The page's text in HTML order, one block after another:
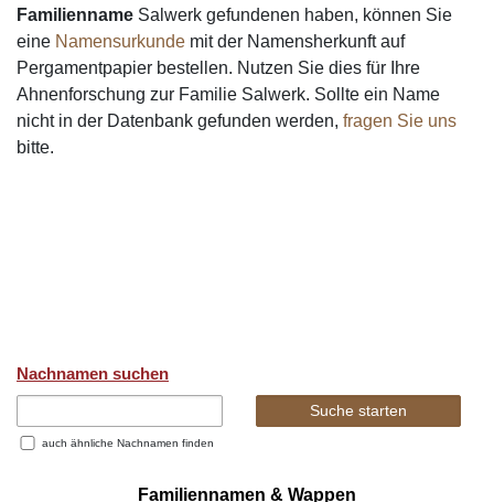
Familienname Salwerk gefundenen haben, können Sie
eine Namensurkunde mit der Namensherkunft auf
Pergamentpapier bestellen. Nutzen Sie dies für Ihre
Ahnenforschung zur Familie Salwerk. Sollte ein Name
nicht in der Datenbank gefunden werden, fragen Sie uns
bitte.
Nachnamen suchen
auch ähnliche Nachnamen finden
Familiennamen & Wappen